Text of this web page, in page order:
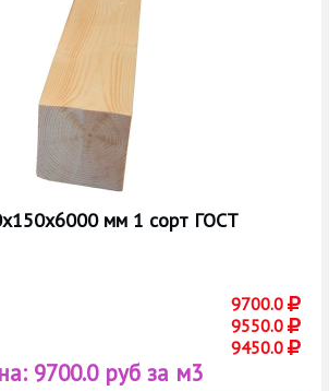
мм 1 сорт ГОСТ
9700.0
9550.0
9450.0
9700.0 руб за м3